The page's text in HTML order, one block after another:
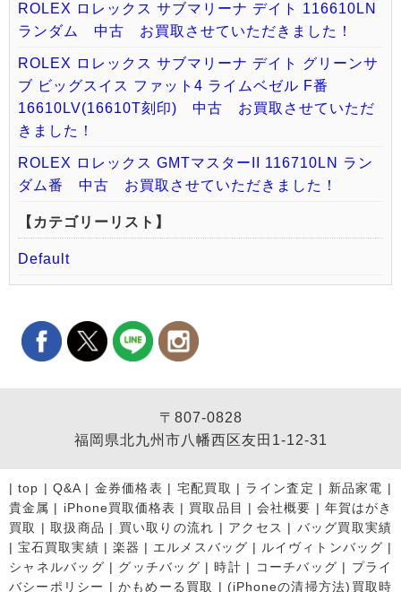
ROLEX ロレックス サブマリーナ デイト 116610LN
ランダム 中古 お買取させていただきました！
ROLEX ロレックス サブマリーナ デイト グリーンサ
ブ ビッグスイス ファット4 ライムベゼル F番
16610LV(16610T刻印) 中古 お買取させていただ
きました！
ROLEX ロレックス GMTマスターII 116710LN ラン
ダム番 中古 お買取させていただきました！
【カテゴリーリスト】
Default
〒807-0828
福岡県北九州市八幡西区友田1-12-31
|top | Q&A| 金券価格表 | 宅配買取 | ライン査定 | 新品家電 |
貴金属 | iPhone買取価格表 | 買取品目 |会社概要 | 年賀はがき
買取
|取扱商品 | 買い取りの流れ | アクセス | バッグ買取実績
|宝石買取実績 | 楽器 | エルメスバッグ | ルイヴィトンバッグ |
シャネルバッグ | グッチバッグ |時計 | コーチバッグ | プライ
バシーポリシー |かもめーる買取 | (iPhoneの清掃方法)買取時